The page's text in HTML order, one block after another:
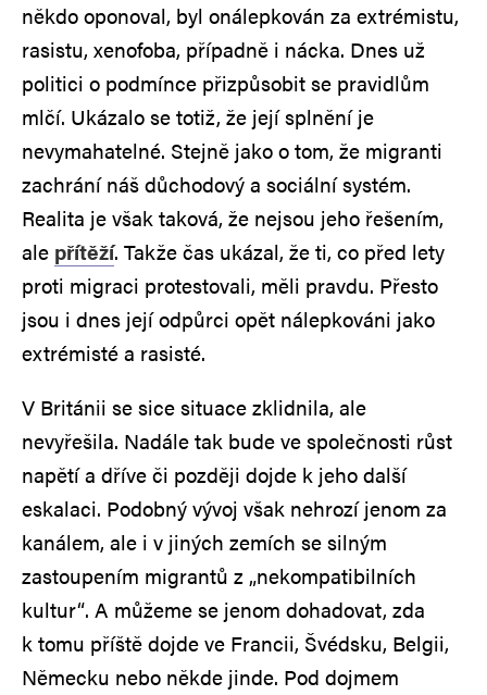
někdo oponoval, byl onálepkován za extrémistu,
rasistu, xenofoba, případně i nácka. Dnes už
politici o podmínce přizpůsobit se pravidlům
mlčí. Ukázalo se totiž, že její splnění je
nevymahatelné. Stejně jako o tom, že migranti
zachrání náš důchodový a sociální systém.
Realita je však taková, že nejsou jeho řešením,
ale přítěží. Takže čas ukázal, že ti, co před lety
proti migraci protestovali, měli pravdu. Přesto
jsou i dnes její odpůrci opět nálepkováni jako
extrémisté a rasisté.
V Británii se sice situace zklidnila, ale
nevyřešila. Nadále tak bude ve společnosti růst
napětí a dříve či později dojde k jeho další
eskalaci. Podobný vývoj však nehrozí jenom za
kanálem, ale i v jiných zemích se silným
zastoupením migrantů z „nekompatibilních
kultur“. A můžeme se jenom dohadovat, zda
k tomu příště dojde ve Francii, Švédsku, Belgii,
Německu nebo někde jinde. Pod dojmem